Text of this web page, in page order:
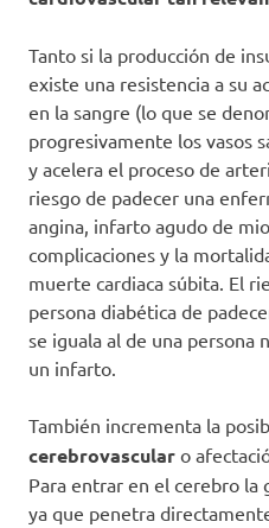
Tanto si la producción de
existe una resistencia a su
en la sangre (lo que se
progresivamente los vasos
y acelera el proceso de
riesgo de padecer una
angina, infarto agudo de
complicaciones y la
muerte cardiaca súbita. El
persona diabética de
se iguala al de una persona
un infarto.
También incrementa la
cerebrovascular o
Para entrar en el cerebro la
ya que penetra